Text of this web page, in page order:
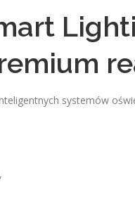
systemów